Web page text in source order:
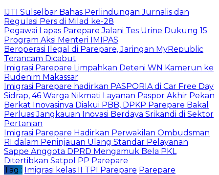
IJTI Sulselbar Bahas Perlindungan Jurnalis dan
Regulasi Pers di Milad ke-28
Pegawai Lapas Parepare Jalani Tes Urine Dukung 15
Program Aksi Menteri IMIPAS
Beroperasi Ilegal di Parepare, Jaringan MyRepublic
Terancam Dicabut
Imigrasi Parepare Limpahkan Deteni WN Kamerun ke
Rudenim Makassar
Imigrasi Parepare hadirkan PASPORIA di Car Free Day
Sidrap, 46 Warga Nikmati Layanan Paspor Akhir Pekan
Berkat Inovasinya Diakui PBB, DPKP Parepare Bakal
Perluas Jangkauan Inovasi Berdaya Srikandi di Sektor
Pertanian
Imigrasi Parepare Hadirkan Perwakilan Ombudsman
RI dalam Peninjauan Ulang Standar Pelayanan
Sappe Anggota DPRD Mengamuk Bela PKL
Ditertibkan Satpol PP Parepare
Tag : Imigrasi kelas II TPI Parepare Parepare